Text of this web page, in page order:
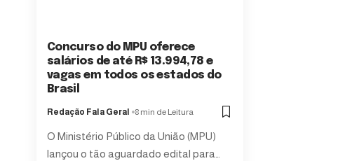
Concurso do MPU oferece
salários de até R$ 13.994,78 e
vagas em todos os estados do
Brasil
Redação Fala Geral 8 min de Leitura
O Ministério Público da União (MPU)
lançou o tão aguardado edital para…